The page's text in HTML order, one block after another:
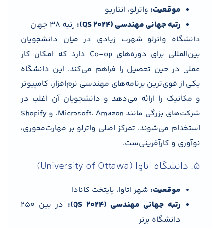
موقعیت: واترلو، انتاریو
رتبه جهانی مهندسی (QS 2024):
رتبه 38 جهان
دانشگاه واترلو شهرت زیادی در میان دانشجویان
بین‌المللی برای دوره‌های Co-op دارد که امکان کار
عملی در حین تحصیل را فراهم می‌کند. این دانشگاه
یکی از قوی‌ترین برنامه‌های مهندسی نرم‌افزار، کامپیوتر
و مکانیک را ارائه می‌دهد و دانشجویان آن اغلب در
شرکت‌های بزرگی مانند Microsoft، Amazon، و Shopify
استخدام می‌شوند. تمرکز اصلی واترلو بر مهارت‌محوری،
نوآوری و کارآفرینی‌ست.
5. دانشگاه اتاوا (University of Ottawa)
موقعیت: شهر اتاوا، پایتخت کانادا
رتبه جهانی مهندسی (QS 2024):
در بین 250
دانشگاه برتر